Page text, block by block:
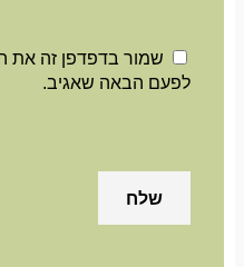
שמור בדפדפן זה את
לפעם הבאה שאגיב.